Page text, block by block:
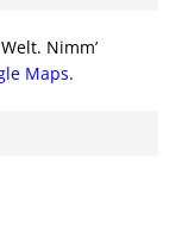
Nimm’
Maps.